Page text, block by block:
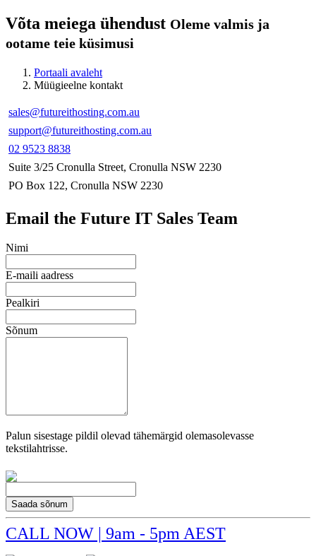
Võta meiega ühendust Oleme valmis ja
ootame teie küsimusi
Portaali avaleht
Müügieelne kontakt
sales@futureithosting.com.au
support@futureithosting.com.au
02 9523 8838
Suite 3/25 Cronulla Street, Cronulla NSW 2230
PO Box 122, Cronulla NSW 2230
Email the Future IT Sales Team
Nimi
E-maili aadress
Pealkiri
Sõnum
Palun sisestage pildil olevad tähemärgid olemasolevasse
tekstilahtrisse.
Saada sõnum
CALL NOW | 9am - 5pm AEST